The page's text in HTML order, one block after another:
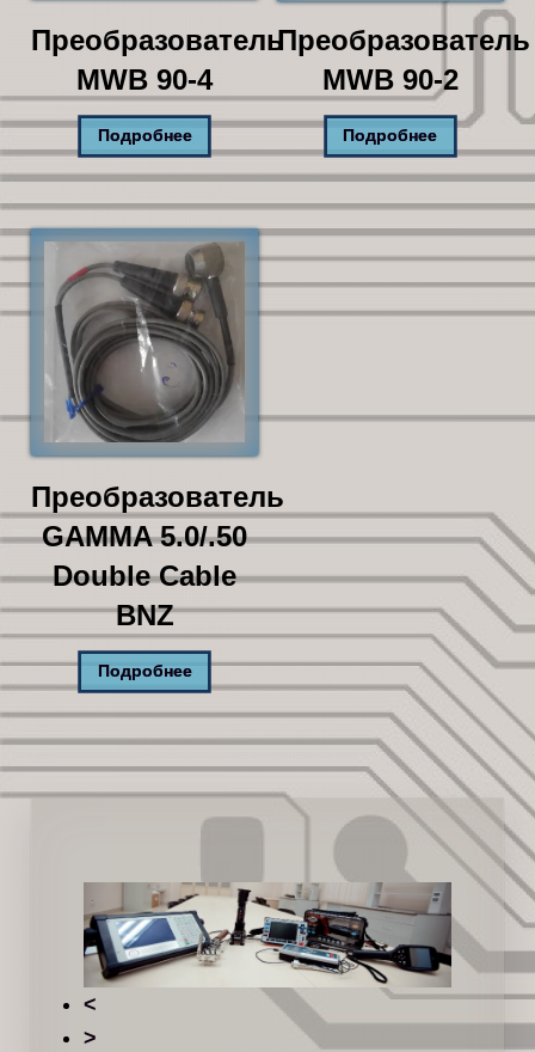
Преобразователь
MWB 90-4
Подробнее
Преобразователь
MWB 90-2
Подробнее
Преобразователь
GAMMA 5.0/.50
Double Cable
BNZ
Подробнее
<
>